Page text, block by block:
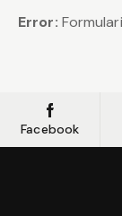
Error:
Facebook